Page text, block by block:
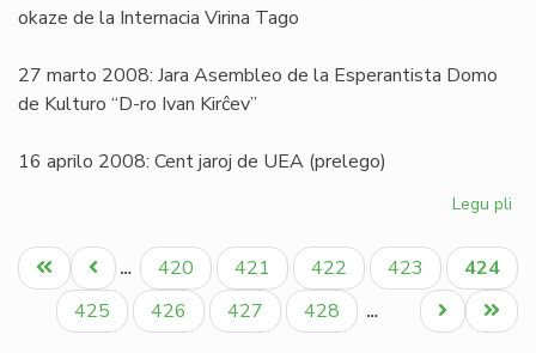
okaze de la Internacia Virina Tago
27 marto 2008: Jara Asembleo de la Esperantista Domo
de Kulturo “D-ro Ivan Kirĉev”
16 aprilo 2008: Cent jaroj de UEA (prelego)
Legu pli
Pagination
Unua
paĝo
Antaŭa
paĝo
… Paĝo
420 Paĝo
421 Paĝo
422 Paĝo
423
Aktuala
paĝo
424
Paĝo
425 Paĝo
426 Paĝo
427 Paĝo
428 …
Last
page
Next
page